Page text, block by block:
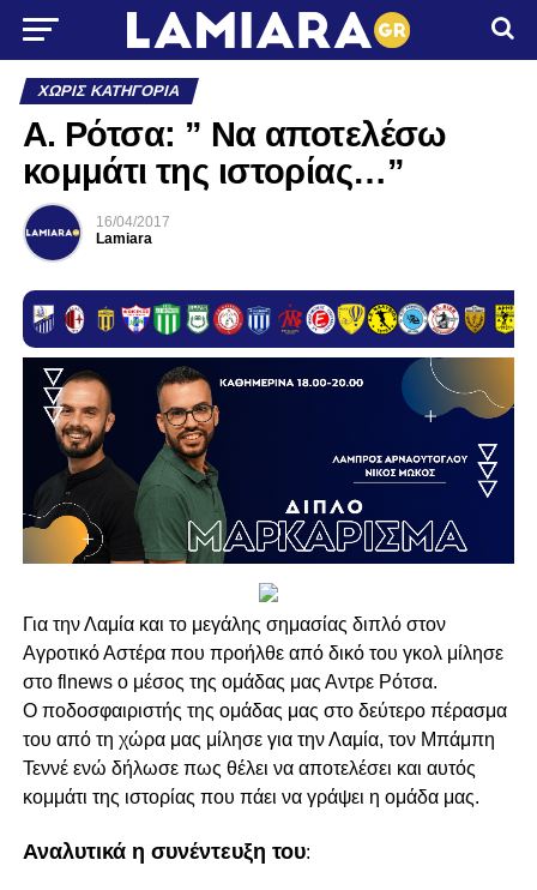
ΧΩΡΊΣ ΚΑΤΗΓΟΡΊΑ
Α. Ρότσα: ” Να αποτελέσω
κομμάτι της ιστορίας…”
16/04/2017
Lamiara
Για την Λαμία και το μεγάλης σημασίας διπλό στον
Αγροτικό Αστέρα που προήλθε από δικό του γκολ μίλησε
στο flnews ο μέσος της ομάδας μας Αντρε Ρότσα.
Ο ποδοσφαιριστής της ομάδας μας στο δεύτερο πέρασμα
του από τη χώρα μας μίλησε για την Λαμία, τον Μπάμπη
Τεννέ ενώ δήλωσε πως θέλει να αποτελέσει και αυτός
κομμάτι της ιστορίας που πάει να γράψει η ομάδα μας.
Αναλυτικά η συνέντευξη του: